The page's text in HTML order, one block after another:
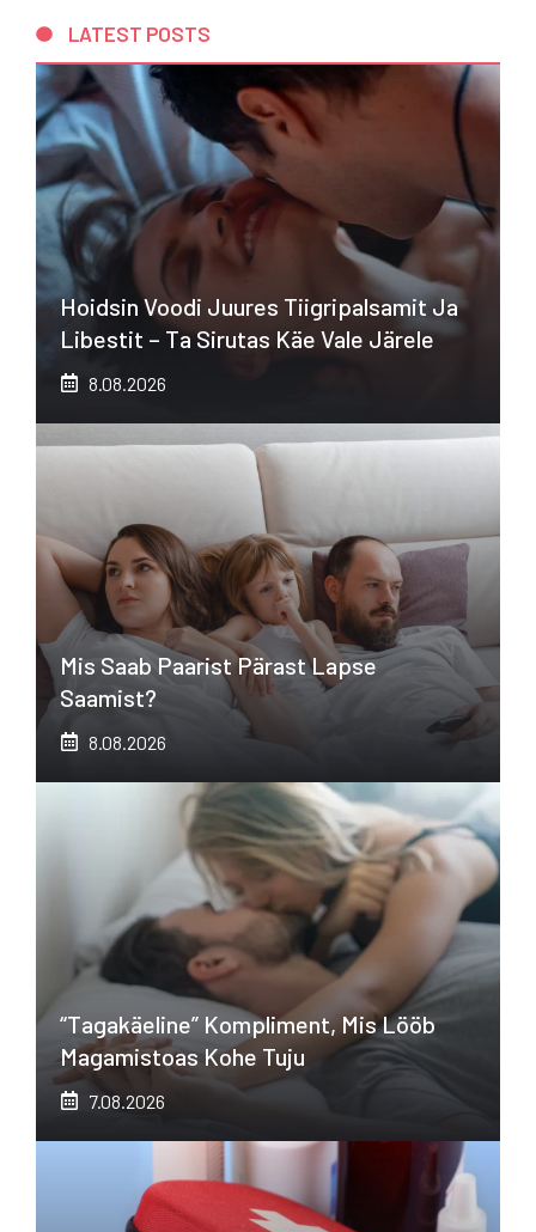
LATEST POSTS
Hoidsin Voodi Juures Tiigripalsamit Ja
Libestit – Ta Sirutas Käe Vale Järele
8.08.2026
Mis Saab Paarist Pärast Lapse
Saamist?
8.08.2026
“Tagakäeline” Kompliment, Mis Lööb
Magamistoas Kohe Tuju
7.08.2026